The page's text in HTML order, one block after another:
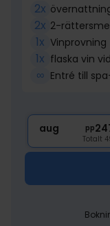
2x
2x 2-
1x Vinprovning
1x flaska vin
∞ Entré till
aug pp
Totalt